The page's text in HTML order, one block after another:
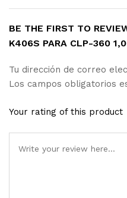
BE THE FIRST TO
K406S PARA CLP-360
Tu dirección de correo
Los campos obligatorios
Your rating of this product